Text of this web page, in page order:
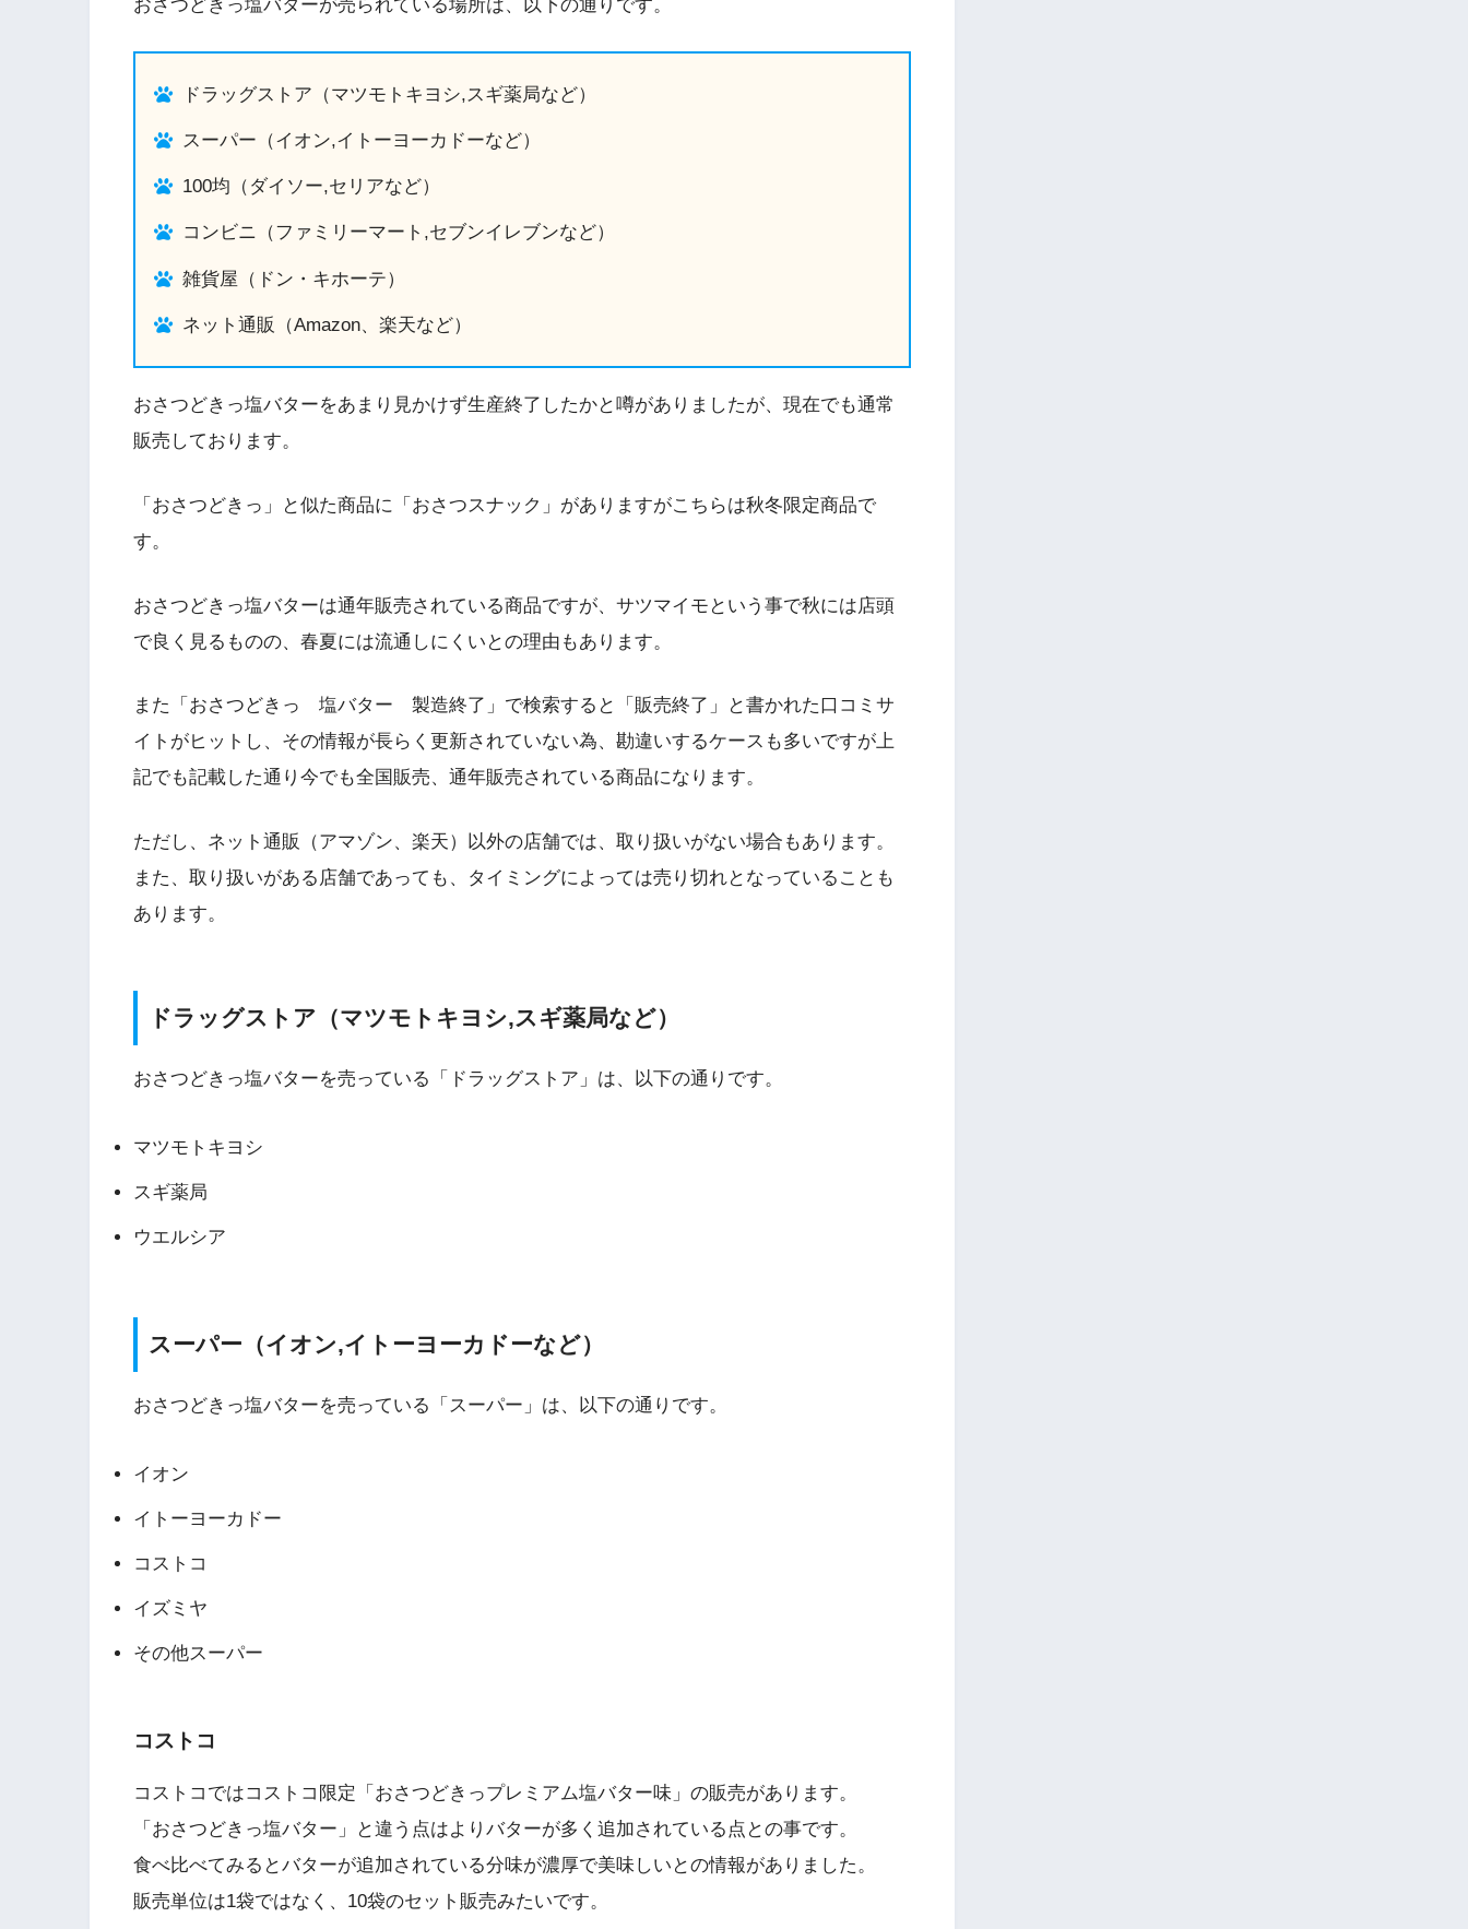
おさつどきっ塩バターが売られている場所は、以下の通りです。
ドラッグストア（マツモトキヨシ,スギ薬局など）
スーパー（イオン,イトーヨーカドーなど）
100均（ダイソー,セリアなど）
コンビニ（ファミリーマート,セブンイレブンなど）
雑貨屋（ドン・キホーテ）
ネット通販（Amazon、楽天など）
おさつどきっ塩バターをあまり見かけず生産終了したかと噂がありましたが、現在でも通常
販売しております。
「おさつどきっ」と似た商品に「おさつスナック」がありますがこちらは秋冬限定商品で
す。
おさつどきっ塩バターは通年販売されている商品ですが、サツマイモという事で秋には店頭
で良く見るものの、春夏には流通しにくいとの理由もあります。
また「おさつどきっ 塩バター 製造終了」で検索すると「販売終了」と書かれた口コミサ
イトがヒットし、その情報が長らく更新されていない為、勘違いするケースも多いですが上
記でも記載した通り今でも全国販売、通年販売されている商品になります。
ただし、ネット通販（アマゾン、楽天）以外の店舗では、取り扱いがない場合もあります。
また、取り扱いがある店舗であっても、タイミングによっては売り切れとなっていることも
あります。
ドラッグストア（マツモトキヨシ,スギ薬局など）
おさつどきっ塩バターを売っている「ドラッグストア」は、以下の通りです。
マツモトキヨシ
スギ薬局
ウエルシア
スーパー（イオン,イトーヨーカドーなど）
おさつどきっ塩バターを売っている「スーパー」は、以下の通りです。
イオン
イトーヨーカドー
コストコ
イズミヤ
その他スーパー
コストコ
コストコではコストコ限定「おさつどきっプレミアム塩バター味」の販売があります。
「おさつどきっ塩バター」と違う点はよりバターが多く追加されている点との事です。
食べ比べてみるとバターが追加されている分味が濃厚で美味しいとの情報がありました。
販売単位は1袋ではなく、10袋のセット販売みたいです。